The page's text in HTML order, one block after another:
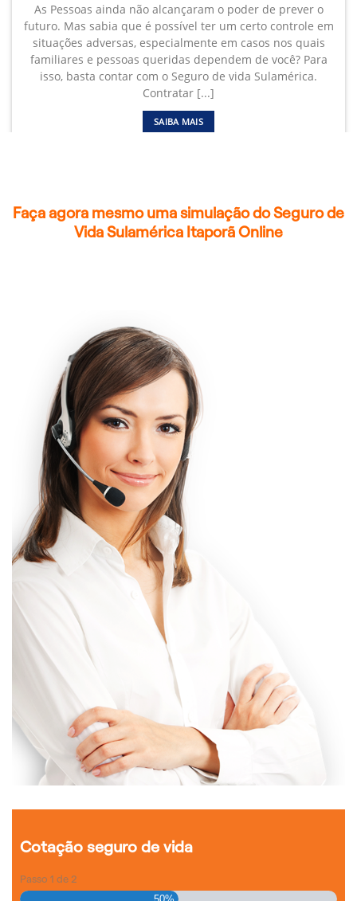
As Pessoas ainda não alcançaram o poder de prever o
futuro. Mas sabia que é possível ter um certo controle em
situações adversas, especialmente em casos nos quais
familiares e pessoas queridas dependem de você? Para
isso, basta contar com o Seguro de vida Sulamérica.
Contratar [...]
SAIBA MAIS
Faça agora mesmo uma simulação do Seguro de
Vida Sulamérica Itaporã Online
Cotação seguro de vida
Passo 1 de 2